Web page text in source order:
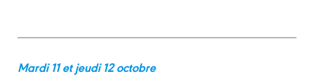
Mardi 11 et jeudi 12 octobre